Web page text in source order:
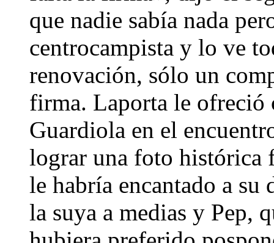
que nadie sabía nada
centrocampista y lo ve
renovación, sólo un
firma. Laporta le ofreció
Guardiola en el
lograr una foto histórica
le habría encantado a
la suya a medias y Pep,